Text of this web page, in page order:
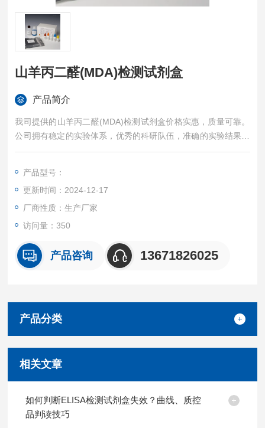
山羊丙二醛(MDA)检测试剂盒
产品简介
我司提供的山羊丙二醛(MDA)检测试剂盒价格实惠，质量可靠。
公司拥有稳定的实验体系，优秀的科研队伍，准确的实验结果，
是您值得信赖的合作伙伴，凡购买我司的试剂盒产品都可提供全
产品型号：
更新时间：2024-12-17
厂商性质：生产厂家
访问量：350
产品咨询 13671826025
产品分类
相关文章
如何判断ELISA检测试剂盒失效？曲线、质控
品判读技巧